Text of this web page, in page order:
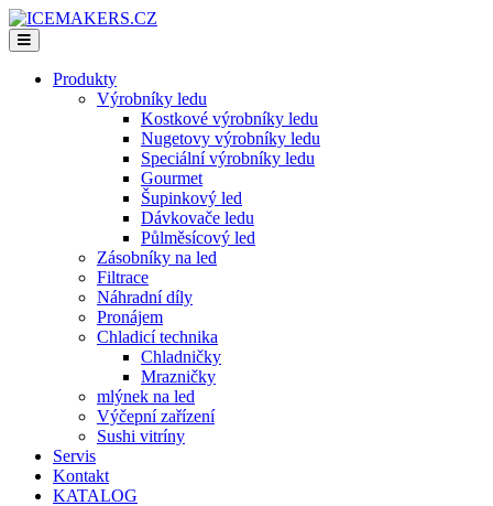
Produkty
Výrobníky ledu
Kostkové výrobníky ledu
Nugetovy výrobníky ledu
Speciální výrobníky ledu
Gourmet
Šupinkový led
Dávkovače ledu
Půlměsícový led
Zásobníky na led
Filtrace
Náhradní díly
Pronájem
Chladicí technika
Chladničky
Mrazničky
mlýnek na led
Výčepní zařízení
Sushi vitríny
Servis
Kontakt
KATALOG